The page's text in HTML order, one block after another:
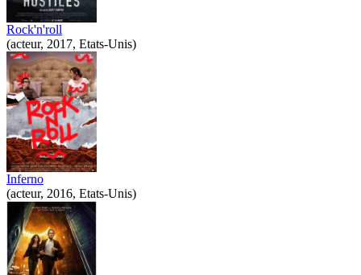
Rock'n'roll
(acteur, 2017, Etats-Unis)
Inferno
(acteur, 2016, Etats-Unis)